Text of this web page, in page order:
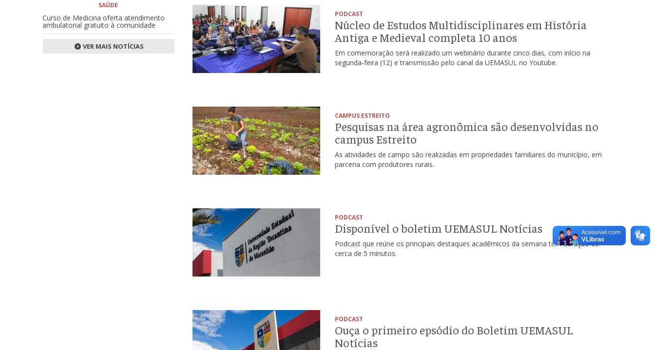
SAÚDE
Curso de Medicina oferta atendimento
ambulatorial gratuito à comunidade
VER MAIS NOTÍCIAS
PODCAST
Núcleo de Estudos Multidisciplinares em História
Antiga e Medieval completa 10 anos
Em comemoração será realizado um webinário durante cinco dias, com início na
segunda-feira (12) e transmissão pelo canal da UEMASUL no Youtube.
CAMPUS ESTREITO
Pesquisas na área agronômica são desenvolvidas no
campus Estreito
As atividades de campo são realizadas em propriedades familiares do município, em
parceria com produtores rurais.
PODCAST
Disponível o boletim UEMASUL Notícias
Podcast que reúne os principais destaques acadêmicos da semana tem duração de
cerca de 5 minutos.
PODCAST
Ouça o primeiro epsódio do Boletim UEMASUL
Notícias